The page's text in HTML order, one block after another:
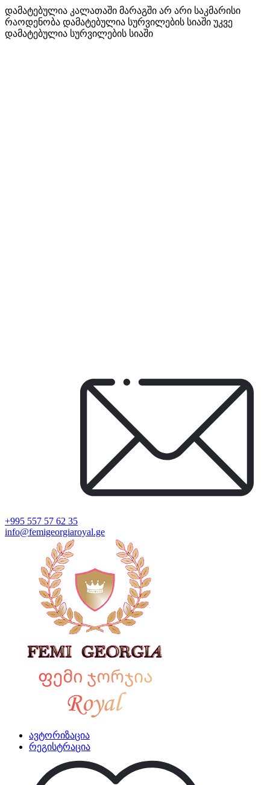
დამატებულია კალათაში მარაგში არ არი საკმარისი
რაოდენობა დამატებულია სურვილების სიაში უკვე
დამატებულია სურვილების სიაში
+995 557 57 62 35
info@femigeorgiaroyal.ge
ავტორიზაცია
რეგისტრაცია